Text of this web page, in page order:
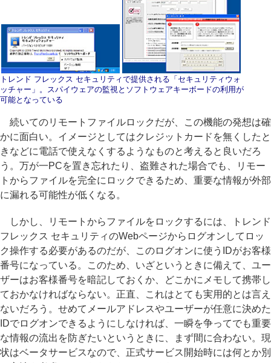
トレンド フレックス セキュリティで提供される「セキュリティウォ
ッチャー」。スパイウェアの監視とソフトウェアキーボードの利用が
可能となっている
続いてのリモートファイルロックだが、この機能の発想は確
かに面白い。イメージとしてはクレジットカードを無くしたと
きなどに電話で使えなくするようなものと考えると良いだろ
う。万が一PCを置き忘れたり、盗難された場合でも、リモー
トからファイルを完全にロックできるため、重要な情報が外部
に漏れる可能性が低くなる。
しかし、リモートからファイルをロックするには、トレンド
フレックス セキュリティのWebページからログオンしてロッ
ク操作する必要があるのだが、このログオンに使うIDがお客様
番号になっている。このため、いざというときに備えて、ユー
ザーはお客様番号を暗記しておくか、どこかにメモして携帯し
ておかなければならない。正直、これはとても実用的とは言え
ないだろう。せめてメールアドレスやユーザーが任意に決めた
IDでログオンできるようにしなければ、一瞬を争ってでも重要
な情報の流出を防ぎたいというときに、まず間に合わない。現
状はベータサービスなので、正式サービス開始時には何とか別